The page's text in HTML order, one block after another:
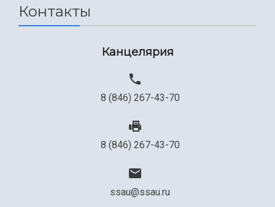
Контакты
Канцелярия
8 (846) 267-43-70
8 (846) 267-43-70
ssau@ssau.ru